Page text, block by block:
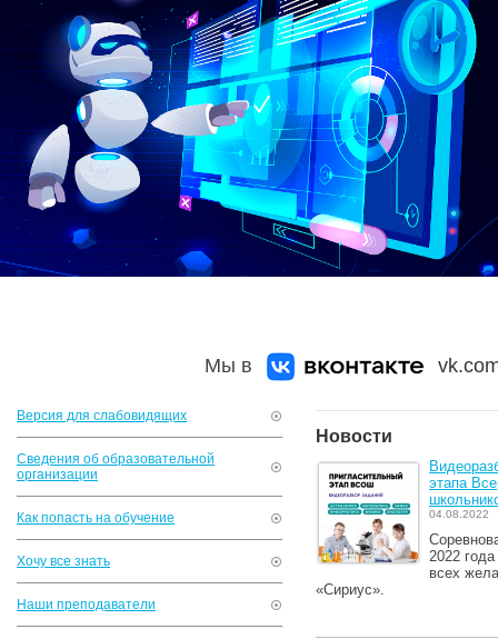
Мы в
Версия для слабовидящих
Сведения об образовательной
организации
Как попасть на обучение
Хочу все знать
Наши преподаватели
Новости
этапа
04.08.2022
2022
всех
«Сириус».